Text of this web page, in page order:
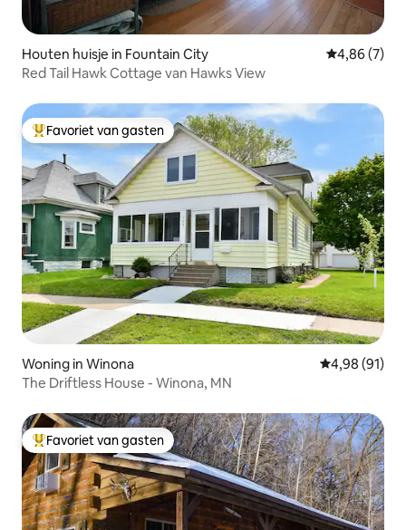
Houten huisje in Fountain City Gemiddelde
4,86 (7)
Red Tail Hawk Cottage van Hawks View
Topfavoriet van gasten
Favoriet van gasten
Woning in Winona Gemiddelde
4,98 (91)
The Driftless House - Winona, MN
Topfavoriet van gasten
Favoriet van gasten